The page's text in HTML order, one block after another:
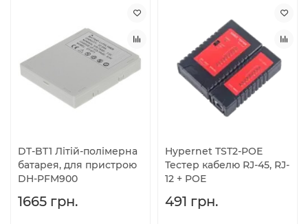
DT-BT1 Літій-полімерна
батарея, для пристрою
DH-PFM900
1665 грн.
Hypernet TST2-POE
Тестер кабелю RJ-45, RJ-
12 + POE
491 грн.